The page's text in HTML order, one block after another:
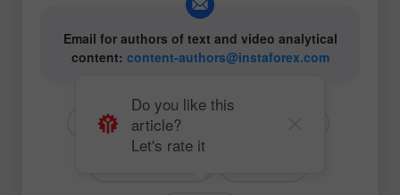
Email for authors of text and video analytical
content: content-authors@instaforex.com
# GBP # USD # GBPUSD
Do you like this
article?
Let's rate it